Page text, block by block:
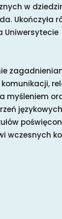
w
Ukończyła
Uniwersytecie
myśleniem
wczesnych